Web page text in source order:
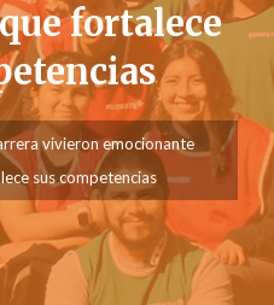
fortalece
vivieron emocionante
sus competencias